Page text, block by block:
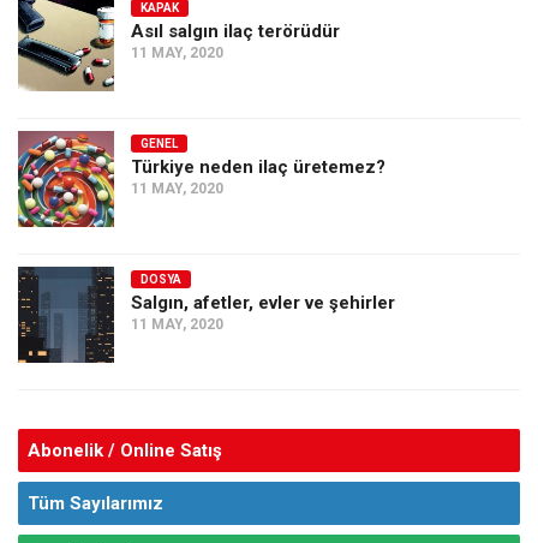
KAPAK
Asıl salgın ilaç terörüdür
11 MAY, 2020
GENEL
Türkiye neden ilaç üretemez?
11 MAY, 2020
DOSYA
Salgın, afetler, evler ve şehirler
11 MAY, 2020
Abonelik / Online Satış
Tüm Sayılarımız